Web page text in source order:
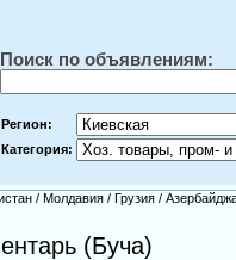
Поиск по объявлениям:
Регион:
Категория:
/ Молдавия / Грузия /
(Буча)